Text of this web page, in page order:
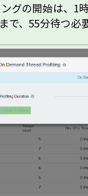
グの開始は、1
で、55分待つ必